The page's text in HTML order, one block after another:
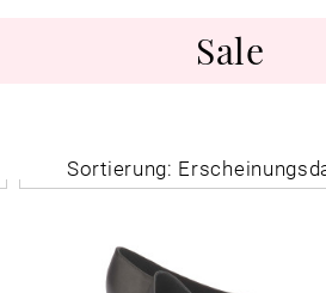
Sale
Sortierung:
Beliebtheit